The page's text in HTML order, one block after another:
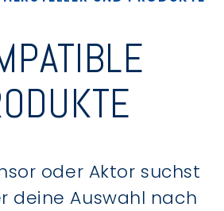
oder Aktor suchst
deine Auswahl nach